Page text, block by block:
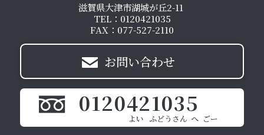
滋賀県大津市湖城が丘2-11
TEL：0120421035
FAX：077-527-2110
お問い合わせ
0120421035